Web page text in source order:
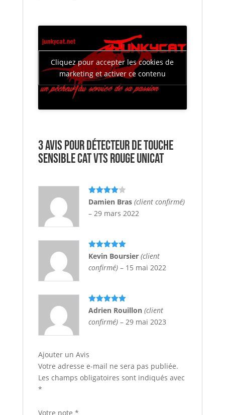
Cliquez pour accepter les cookies de
marketing et activer ce contenu
3 avis pourdétecteur de touche
sensible cat vts rouge UNICAT
Note4
sur 5
Damien Bras (client confirmé)
– 29 mars 2022
Note5 sur
5
Kevin Boursier (client
confirmé) – 15 mai 2022
Note5sur
5
Adrien Rouillon (client
confirmé) – 29 mai 2023
Ajouter un Avis
Votre adresse e-mail ne sera pas publiée.
Les champs obligatoires sont indiqués avec
*
Votre note *